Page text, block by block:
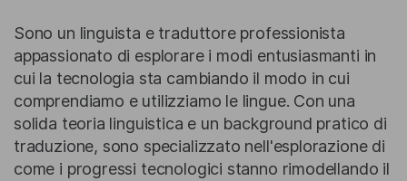
Sono un linguista e traduttore professionista
appassionato di esplorare i modi entusiasmanti in
cui la tecnologia sta cambiando il modo in cui
comprendiamo e utilizziamo le lingue. Con una
solida teoria linguistica e un background pratico di
traduzione, sono specializzato nell'esplorazione di
come i progressi tecnologici stanno rimodellando il